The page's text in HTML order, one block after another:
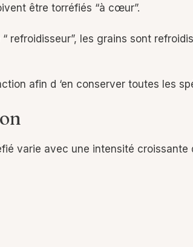
être torréfiés “à cœur”.
les grains sont
afin d ‘en conserver toutes les
varie avec une intensité croissante